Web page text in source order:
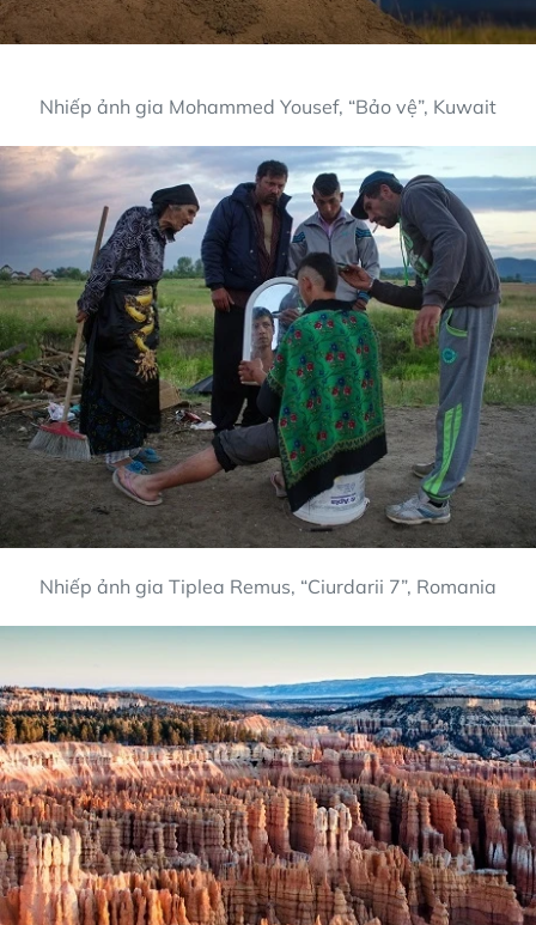
Nhiếp ảnh gia Mohammed Yousef, “Bảo vệ”, Kuwait
Nhiếp ảnh gia Tiplea Remus, “Ciurdarii 7”, Romania